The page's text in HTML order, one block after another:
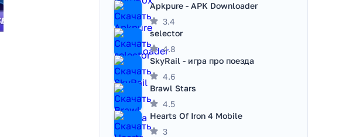
Apkpure - APK Downloader
3.4
selector
4.8
SkyRail - игра про поезда
4.6
Brawl Stars
4.5
Hearts Of Iron 4 Mobile
3